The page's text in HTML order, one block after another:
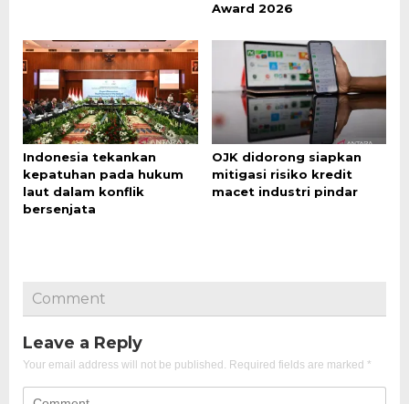
Award 2026
Indonesia tekankan
kepatuhan pada hukum
laut dalam konflik
bersenjata
OJK didorong siapkan
mitigasi risiko kredit
macet industri pindar
Comment
Leave a Reply
Your email address will not be published. Required fields are marked *